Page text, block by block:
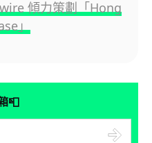
傾力策劃「Hong
」
📮